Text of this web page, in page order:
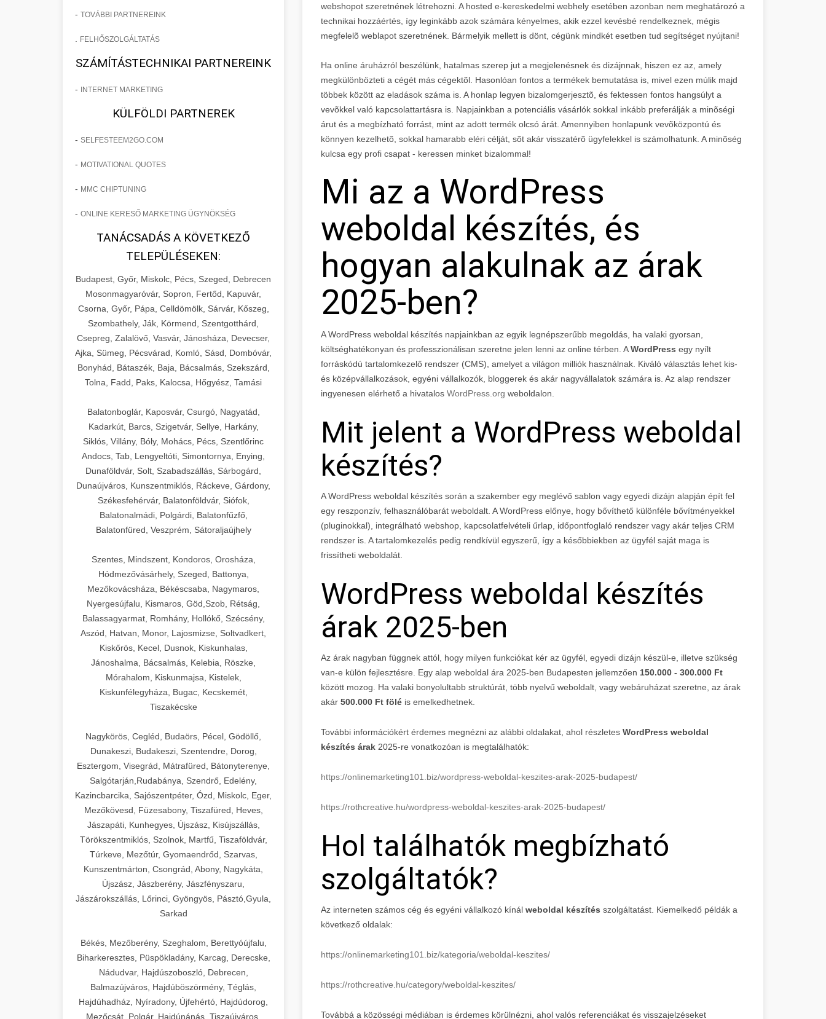
- TOVÁBBI PARTNEREINK
FELHŐSZOLGÁLTATÁS
SZÁMÍTÁSTECHNIKAI PARTNEREINK
- INTERNET MARKETING
KÜLFÖLDI PARTNEREK
- SELFESTEEM2GO.COM
- MOTIVATIONAL QUOTES
- MMC CHIPTUNING
- ONLINE KERESŐ MARKETING ÜGYNÖKSÉG
TANÁCSADÁS A KÖVETKEZŐ
TELEPÜLÉSEKEN:
Budapest, Győr, Miskolc, Pécs, Szeged, Debrecen
Mosonmagyaróvár, Sopron, Fertőd, Kapuvár,
Csorna, Győr, Pápa, Celldömölk, Sárvár, Kőszeg,
Szombathely, Ják, Körmend, Szentgotthárd,
Csepreg, Zalalövő, Vasvár, Jánosháza, Devecser,
Ajka, Sümeg, Pécsvárad, Komló, Sásd, Dombóvár,
Bonyhád, Bátaszék, Baja, Bácsalmás, Szekszárd,
Tolna, Fadd, Paks, Kalocsa, Hőgyész, Tamási
Balatonboglár, Kaposvár, Csurgó, Nagyatád,
Kadarkút, Barcs, Szigetvár, Sellye, Harkány,
Siklós, Villány, Bóly, Mohács, Pécs, Szentlőrinc
Andocs, Tab, Lengyeltóti, Simontornya, Enying,
Dunaföldvár, Solt, Szabadszállás, Sárbogárd,
Dunaújváros, Kunszentmiklós, Ráckeve, Gárdony,
Székesfehérvár, Balatonföldvár, Siófok,
Balatonalmádi, Polgárdi, Balatonfűzfő,
Balatonfüred, Veszprém, Sátoraljaújhely
Szentes, Mindszent, Kondoros, Orosháza,
Hódmezővásárhely, Szeged, Battonya,
Mezőkovácsháza, Békéscsaba, Nagymaros,
Nyergesújfalu, Kismaros, Göd,Szob, Rétság,
Balassagyarmat, Romhány, Hollókő, Szécsény,
Aszód, Hatvan, Monor, Lajosmizse, Soltvadkert,
Kiskőrös, Kecel, Dusnok, Kiskunhalas,
Jánoshalma, Bácsalmás, Kelebia, Röszke,
Mórahalom, Kiskunmajsa, Kistelek,
Kiskunfélegyháza, Bugac, Kecskemét,
Tiszakécske
Nagykörös, Cegléd, Budaörs, Pécel, Gödöllő,
Dunakeszi, Budakeszi, Szentendre, Dorog,
Esztergom, Visegrád, Mátrafüred, Bátonyterenye,
Salgótarján,Rudabánya, Szendrő, Edelény,
Kazincbarcika, Sajószentpéter, Ózd, Miskolc, Eger,
Mezőkövesd, Füzesabony, Tiszafüred, Heves,
Jászapáti, Kunhegyes, Újszász, Kisújszállás,
Törökszentmiklós, Szolnok, Martfű, Tiszaföldvár,
Túrkeve, Mezőtúr, Gyomaendrőd, Szarvas,
Kunszentmárton, Csongrád, Abony, Nagykáta,
Újszász, Jászberény, Jászfényszaru,
Jászárokszállás, Lőrinci, Gyöngyös, Pásztó,Gyula,
Sarkad
Békés, Mezőberény, Szeghalom, Berettyóújfalu,
Biharkeresztes, Püspökladány, Karcag, Derecske,
Nádudvar, Hajdúszoboszló, Debrecen,
Balmazújváros, Hajdúböszörmény, Téglás,
Hajdúhadház, Nyíradony, Újfehértó, Hajdúdorog,
Mezőcsát, Polgár, Hajdúnánás, Tiszaújváros,
webshopot szeretnének létrehozni. A hosted e-kereskedelmi webhely esetében azonban nem meghatározó a
technikai hozzáértés, így leginkább azok számára kényelmes, akik ezzel kevésbé rendelkeznek, mégis
megfelelõ weblapot szeretnének. Bármelyik mellett is dönt, cégünk mindkét esetben tud segítséget nyújtani!
Ha online áruházról beszélünk, hatalmas szerep jut a megjelenésnek és dizájnnak, hiszen ez az, amely
megkülönbözteti a cégét más cégektõl. Hasonlóan fontos a termékek bemutatása is, mivel ezen múlik majd
többek között az eladások száma is. A honlap legyen bizalomgerjesztõ, és fektessen fontos hangsúlyt a
vevõkkel való kapcsolattartásra is. Napjainkban a potenciális vásárlók sokkal inkább preferálják a minõségi
árut és a megbízható forrást, mint az adott termék olcsó árát. Amennyiben honlapunk vevõközpontú és
könnyen kezelhetõ, sokkal hamarabb eléri célját, sõt akár visszatérõ ügyfelekkel is számolhatunk. A minõség
kulcsa egy profi csapat - keressen minket bizalommal!
Mi az a WordPress
weboldal készítés, és
hogyan alakulnak az árak
2025-ben?
A WordPress weboldal készítés napjainkban az egyik legnépszerűbb megoldás, ha valaki gyorsan,
költséghatékonyan és professzionálisan szeretne jelen lenni az online térben. AWordPress egy nyílt
forráskódú tartalomkezelő rendszer (CMS), amelyet a világon milliók használnak. Kiváló választás lehet kis-
és középvállalkozások, egyéni vállalkozók, bloggerek és akár nagyvállalatok számára is. Az alap rendszer
ingyenesen elérhető a hivatalos WordPress.org weboldalon.
Mit jelent a WordPress weboldal
készítés?
A WordPress weboldal készítés során a szakember egy meglévő sablon vagy egyedi dizájn alapján épít fel
egy reszponzív, felhasználóbarát weboldalt. A WordPress előnye, hogy bővíthető különféle bővítményekkel
(pluginokkal), integrálható webshop, kapcsolatfelvételi űrlap, időpontfoglaló rendszer vagy akár teljes CRM
rendszer is. A tartalomkezelés pedig rendkívül egyszerű, így a későbbiekben az ügyfél saját maga is
frissítheti weboldalát.
WordPress weboldal készítés
árak 2025-ben
Az árak nagyban függnek attól, hogy milyen funkciókat kér az ügyfél, egyedi dizájn készül-e, illetve szükség
van-e külön fejlesztésre. Egy alap weboldal ára 2025-ben Budapesten jellemzően 150.000 - 300.000 Ft
között mozog. Ha valaki bonyolultabb struktúrát, több nyelvű weboldalt, vagy webáruházat szeretne, az árak
akár 500.000 Ft fölé is emelkedhetnek.
További információkért érdemes megnézni az alábbi oldalakat, ahol részletes WordPress weboldal
készítés árak 2025-re vonatkozóan is megtalálhatók:
https://onlinemarketing101.biz/wordpress-weboldal-keszites-arak-2025-budapest/
https://rothcreative.hu/wordpress-weboldal-keszites-arak-2025-budapest/
Hol találhatók megbízható
szolgáltatók?
Az interneten számos cég és egyéni vállalkozó kínál weboldal készítés szolgáltatást. Kiemelkedő példák a
következő oldalak:
https://onlinemarketing101.biz/kategoria/weboldal-keszites/
https://rothcreative.hu/category/weboldal-keszites/
Továbbá a közösségi médiában is érdemes körülnézni, ahol valós referenciákat és visszajelzéseket